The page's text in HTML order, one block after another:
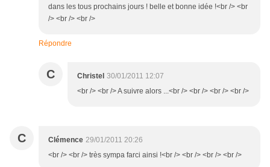
dans les tous prochains jours ! belle et bonne idée !<br /> <br
/> <br /> <br />
Répondre
C Christel 30/01/2011 12:07
<br /> <br /> A suivre alors ...<br /> <br /> <br /> <br />
C Clémence 29/01/2011 20:26
<br /> <br /> très sympa farci ainsi !<br /> <br /> <br /> <br />